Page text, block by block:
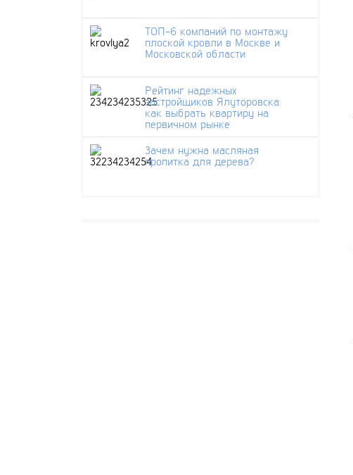
ТОП-6 компаний по монтажу
плоской кровли в Москве и
Московской области
Рейтинг надежных
застройщиков Ялуторовска:
как выбрать квартиру на
первичном рынке
Зачем нужна масляная
пропитка для дерева?